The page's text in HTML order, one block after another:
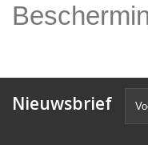
Nieuwsbrief